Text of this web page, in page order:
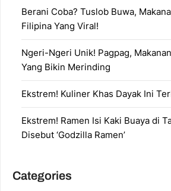
Berani Coba? Tuslob Buwa,
Filipina Yang Viral!
Ngeri-Ngeri Unik! Pagpag,
Yang Bikin Merinding
Ekstrem! Kuliner Khas Dayak Ini
Ekstrem! Ramen Isi Kaki Buaya di
Disebut ‘Godzilla Ramen’
Categories